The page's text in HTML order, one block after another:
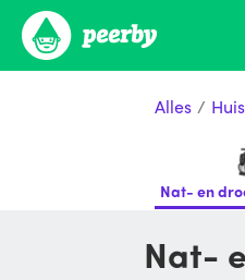
Alles /
Nat- en